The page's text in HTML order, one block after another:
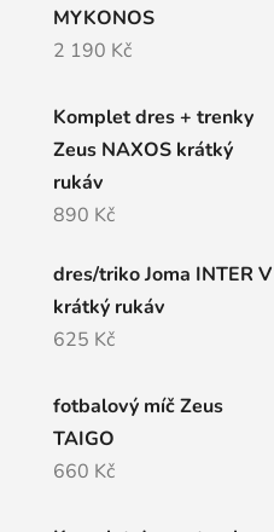
MYKONOS
2 190 Kč
Komplet dres + trenky
Zeus NAXOS krátký
rukáv
890 Kč
dres/triko Joma INTER V
krátký rukáv
625 Kč
fotbalový míč Zeus
TAIGO
660 Kč